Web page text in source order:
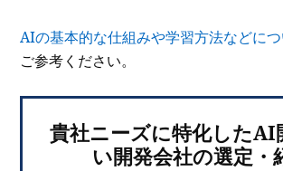
AIの基本的な仕組みや学習方法などに
ご参考ください。
貴社ニーズに特化したAI
い開発会社の選定・